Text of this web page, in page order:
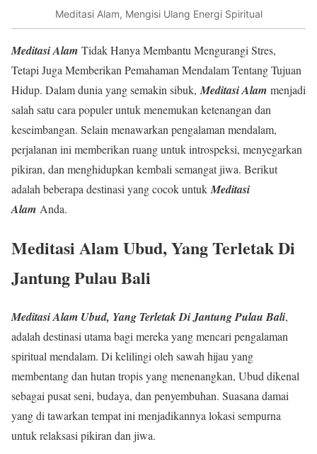
Meditasi Alam, Mengisi Ulang Energi Spiritual
Meditasi Alam Tidak Hanya Membantu Mengurangi Stres,
Tetapi Juga Memberikan Pemahaman Mendalam Tentang Tujuan
Hidup. Dalam dunia yang semakin sibuk,Meditasi Alam menjadi
salah satu cara populer untuk menemukan ketenangan dan
keseimbangan. Selain menawarkan pengalaman mendalam,
perjalanan ini memberikan ruang untuk introspeksi, menyegarkan
pikiran, dan menghidupkan kembali semangat jiwa. Berikut
adalah beberapa destinasi yang cocok untukMeditasi
Alam Anda.
Meditasi Alam Ubud, Yang Terletak Di
Jantung Pulau Bali
Meditasi Alam Ubud, Yang Terletak Di Jantung Pulau Bali,
adalah destinasi utama bagi mereka yang mencari pengalaman
spiritual mendalam. Di kelilingi oleh sawah hijau yang
membentang dan hutan tropis yang menenangkan, Ubud dikenal
sebagai pusat seni, budaya, dan penyembuhan. Suasana damai
yang di tawarkan tempat ini menjadikannya lokasi sempurna
untuk relaksasi pikiran dan jiwa.